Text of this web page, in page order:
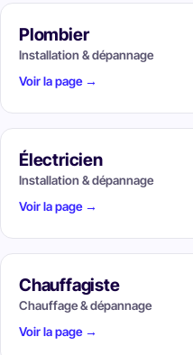
Plombier
Installation & dépannage
Voir la page →
Électricien
Installation & dépannage
Voir la page →
Chauffagiste
Chauffage & dépannage
Voir la page →